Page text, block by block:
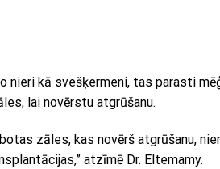
nieri kā svešķermeni, tas parasti
lai novērstu atgrūšanu.
zāles, kas novērš atgrūšanu,
atzīmē Dr. Eltemamy.